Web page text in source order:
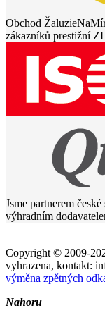
Obchod
zákazníků prestižní
Jsme partnerem
výhradním
Copyright © 2009-
vyhrazena, kontakt:
výměna zpětných
Nahoru